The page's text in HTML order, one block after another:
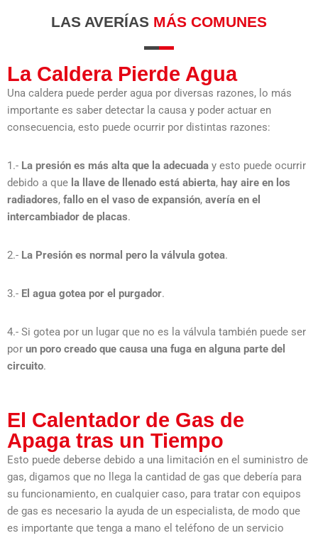
LAS AVERÍAS MÁS COMUNES
La Caldera Pierde Agua
Una caldera puede perder agua por diversas razones, lo más
importante es saber detectar la causa y poder actuar en
consecuencia, esto puede ocurrir por distintas razones:
1.- La presión es más alta que la adecuada y esto puede ocurrir
debido a que la llave de llenado está abierta, hay aire en los
radiadores, fallo en el vaso de expansión, avería en el
intercambiador de placas.
2.- La Presión es normal pero la válvula gotea.
3.- El agua gotea por el purgador.
4.- Si gotea por un lugar que no es la válvula también puede ser
por un poro creado que causa una fuga en alguna parte del
circuito.
El Calentador de Gas de
Apaga tras un Tiempo
Esto puede deberse debido a una limitación en el suministro de
gas, digamos que no llega la cantidad de gas que debería para
su funcionamiento, en cualquier caso, para tratar con equipos
de gas es necesario la ayuda de un especialista, de modo que
es importante que tenga a mano el teléfono de un servicio